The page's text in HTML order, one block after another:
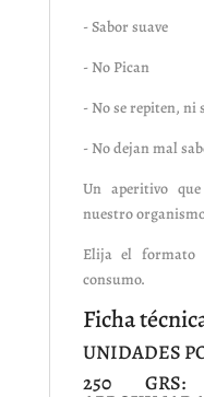
- Sabor suave
- No Pican
- No se repiten, ni
- No dejan mal
Un aperitivo
nuestro
Elija el formato
consumo.
Ficha
UNIDADES
250